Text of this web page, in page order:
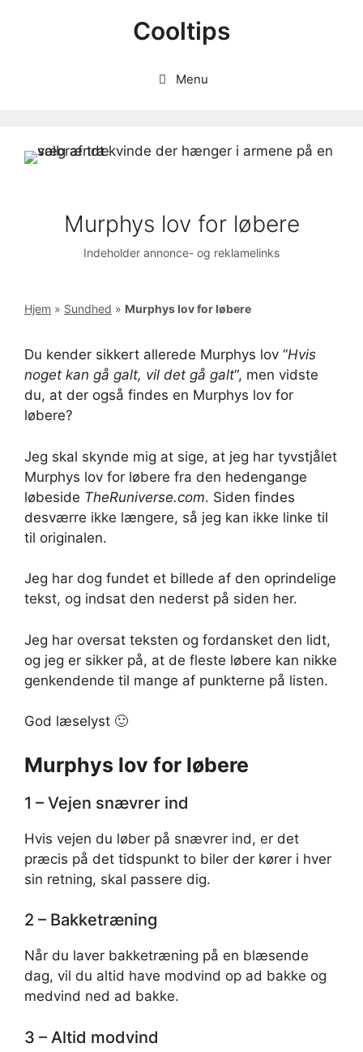
Cooltips
Menu
Murphys lov for løbere
Indeholder annonce- og reklamelinks
Hjem » Sundhed » Murphys lov for løbere
Du kender sikkert allerede Murphys lov “Hvis
noget kan gå galt, vil det gå galt“, men vidste
du, at der også findes en Murphys lov for
løbere?
Jeg skal skynde mig at sige, at jeg har tyvstjålet
Murphys lov for løbere fra den hedengange
løbeside TheRuniverse.com. Siden findes
desværre ikke længere, så jeg kan ikke linke til
til originalen.
Jeg har dog fundet et billede af den oprindelige
tekst, og indsat den nederst på siden her.
Jeg har oversat teksten og fordansket den lidt,
og jeg er sikker på, at de fleste løbere kan nikke
genkendende til mange af punkterne på listen.
God læselyst 🙂
Murphys lov for løbere
1 – Vejen snævrer ind
Hvis vejen du løber på snævrer ind, er det
præcis på det tidspunkt to biler der kører i hver
sin retning, skal passere dig.
2 – Bakketræning
Når du laver bakketræning på en blæsende
dag, vil du altid have modvind op ad bakke og
medvind ned ad bakke.
3 – Altid modvind